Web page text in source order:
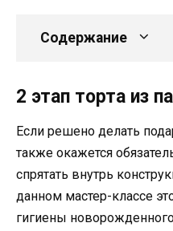
Содержание
2 этап торта из
Если решено делать
также окажется
спрятать внутрь
данном мастер-классе
гигиены